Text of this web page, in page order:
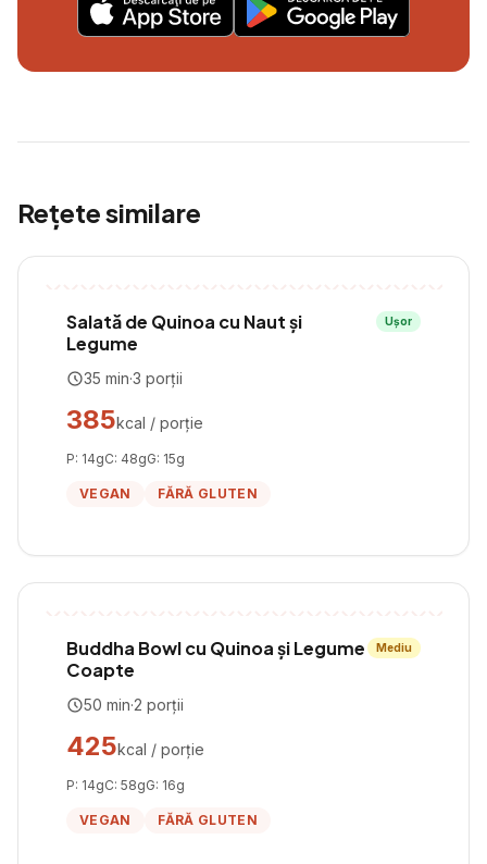
Rețete similare
Salată de Quinoa cu Naut și
Legume
Ușor
35 min·3 porții
385kcal / porție
P: 14gC: 48gG: 15g
VEGAN FĂRĂ GLUTEN
Buddha Bowl cu Quinoa și Legume
Coapte
Mediu
50 min·2 porții
425kcal / porție
P: 14gC: 58gG: 16g
VEGAN FĂRĂ GLUTEN